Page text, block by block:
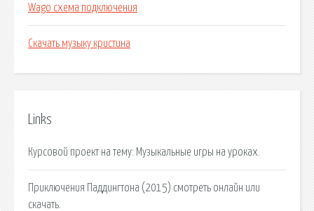
Wago схема подключения
Скачать музыку кристина
Links
Курсовой проект на тему: Музыкальные игры на уроках.
Приключения Паддингтона (2015) смотреть онлайн или
скачать.